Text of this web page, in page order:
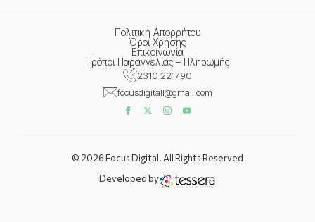
Πολιτική Απορρήτου
Όροι Χρήσης
Επικοινωνία
Τρόποι Παραγγελίας – Πληρωμής
2310 221790
focusdigitall@gmail.com
© 2026 Focus Digital. All Rights Reserved
Developed by